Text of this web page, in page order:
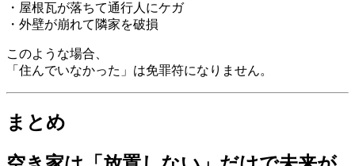
・屋根瓦が落ちて通行人にケガ
・外壁が崩れて隣家を破損
このような場合、
「住んでいなかった」は免罪符になりません。
まとめ